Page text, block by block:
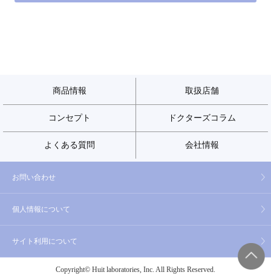
商品情報 取扱店舗
コンセプト ドクターズコラム
よくある質問 会社情報
お問い合わせ
個人情報について
サイト利用について
Copyright© Huit laboratories, Inc. All Rights Reserved.